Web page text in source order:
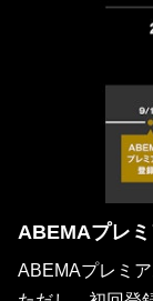
ABEMAプレ
ABEMAプレミ